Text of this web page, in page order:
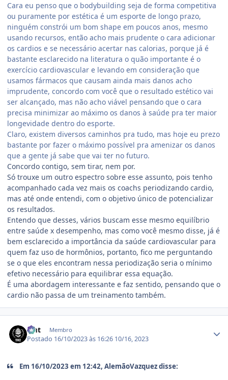
Cara eu penso que o bodybuilding seja de forma competitiva
ou puramente por estética é um esporte de longo prazo,
ninguém constrói um bom shape em poucos anos, mesmo
usando recursos, então acho mais prudente o cara adicionar
os cardios e se necessário acertar nas calorias, porque já é
bastante esclarecido na literatura o quão importante é o
exercício cardiovascular e levando em consideração que
usamos fármacos que causam ainda mais danos acho
imprudente, concordo com você que o resultado estético vai
ser alcançado, mas não acho viável pensando que o cara
precisa minimizar ao máximo os danos à saúde pra ter maior
longevidade dentro do esporte.
Claro, existem diversos caminhos pra tudo, mas hoje eu prezo
bastante por fazer o máximo possível pra amenizar os danos
que a gente já sabe que vai ter no futuro.
Concordo contigo, sem tirar, nem por.
Só trouxe um outro espectro sobre esse assunto, pois tenho
acompanhado cada vez mais os coachs periodizando cardio,
mas até onde entendi, com o objetivo único de potencializar
os resultados.
Entendo que desses, vários buscam esse mesmo equilíbrio
entre saúde x desempenho, mas como você mesmo disse, já é
bem esclarecido a importância da saúde cardiovascular para
quem faz uso de hormônios, portanto, fico me perguntando
se o que eles encontram nessa periodização seria o mínimo
efetivo necessário para equilibrar essa equação.
É uma abordagem interessante e faz sentido, pensando que o
cardio não passa de um treinamento também.
zmt Membro
Postado 16/10/2023 às 16:26 10/16, 2023
Em 16/10/2023 em 12:42, AlemãoVazquez disse: